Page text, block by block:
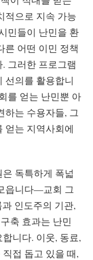
적으로 지속 가능
민들이 난민을 환
른 어떤 이민 정책
그러한 프로그램
선의를 활용합니
를 얻는 난민뿐 아
하는 수용자들, 그
얻는 지역사회에
독특하게 폭넓
읍니다—교회 그
인도주의 기관,
축 효과는 난민
니다. 이웃, 동료,
접 돕고 있을 때,